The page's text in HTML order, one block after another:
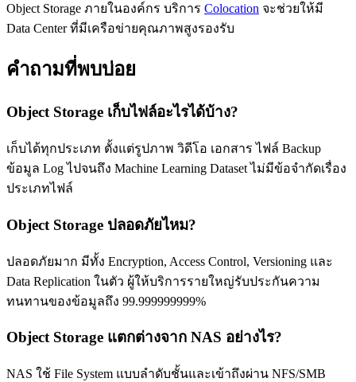
Object Storage ภายในองค์กร บริการ Colocation จะช่วยให้มี
Data Center ที่มีเครือข่ายคุณภาพสูงรองรับ
คำถามที่พบบ่อย
Object Storage เก็บไฟล์อะไรได้บ้าง?
เก็บได้ทุกประเภท ตั้งแต่รูปภาพ วิดีโอ เอกสาร ไฟล์ Backup
ข้อมูล Log ไปจนถึง Machine Learning Dataset ไม่มีข้อจำกัดเรื่อง
ประเภทไฟล์
Object Storage ปลอดภัยไหม?
ปลอดภัยมาก มีทั้ง Encryption, Access Control, Versioning และ
Data Replication ในตัว ผู้ให้บริการรายใหญ่รับประกันความ
ทนทานของข้อมูลถึง 99.999999999%
Object Storage แตกต่างจาก NAS อย่างไร?
NAS ใช้ File System แบบลำดับชั้นและเข้าถึงผ่าน NFS/SMB